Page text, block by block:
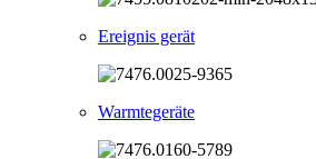
Ereignis gerät
Warmtegeräte